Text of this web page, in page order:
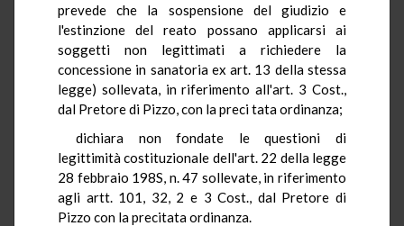
prevede che la sospensione del giudizio e
l'estinzione del reato possano applicarsi ai
soggetti non legittimati a richiedere la
concessione in sanatoria ex art. 13 della stessa
legge) sollevata, in riferimento all'art. 3 Cost.,
dal Pretore di Pizzo, con la preci tata ordinanza;
dichiara non fondate le questioni di
legittimità costituzionale dell'art. 22 della legge
28 febbraio 198S, n. 47 sollevate, in riferimento
agli artt. 101, 32, 2 e 3 Cost., dal Pretore di
Pizzo con la precitata ordinanza.